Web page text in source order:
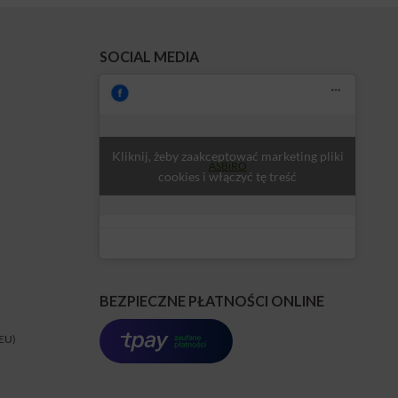
SOCIAL MEDIA
ASBiRO
Kliknij, żeby zaakceptować marketing pliki
cookies i włączyć tę treść
BEZPIECZNE PŁATNOŚCI ONLINE